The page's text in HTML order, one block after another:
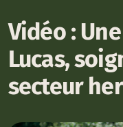
Vidéo :
Lucas,
secteur